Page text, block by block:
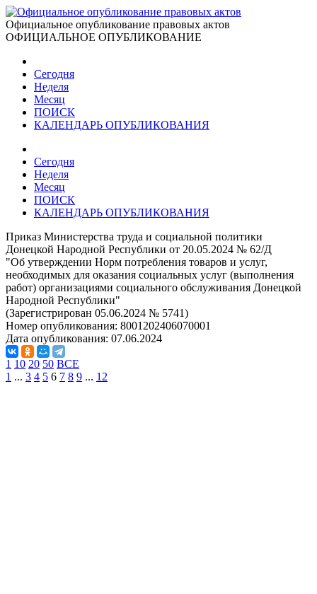
Официальное опубликование правовых актов
ОФИЦИАЛЬНОЕ ОПУБЛИКОВАНИЕ
Сегодня
Неделя
Месяц
ПОИСК
КАЛЕНДАРЬ ОПУБЛИКОВАНИЯ
Сегодня
Неделя
Месяц
ПОИСК
КАЛЕНДАРЬ ОПУБЛИКОВАНИЯ
Приказ Министерства труда и социальной политики
Донецкой Народной Республики от 20.05.2024 № 62/Д
"Об утверждении Норм потребления товаров и услуг,
необходимых для оказания социальных услуг (выполнения
работ) организациями социального обслуживания Донецкой
Народной Республики"
(Зарегистрирован 05.06.2024 № 5741)
Номер опубликования: 8001202406070001
Дата опубликования: 07.06.2024
1 10 20 50 ВСЕ
1 ... 3 4 5 6 7 8 9 ... 12